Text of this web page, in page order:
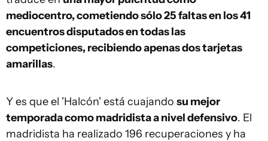
mediocentro, cometiendo sólo 25 faltas en los 41
encuentros disputados en todas las
competiciones, recibiendo apenas dos tarjetas
amarillas.
Y es que el 'Halcón' está cuajando su mejor
temporada como madridista a nivel defensivo. El
madridista ha realizado 196 recuperaciones y ha